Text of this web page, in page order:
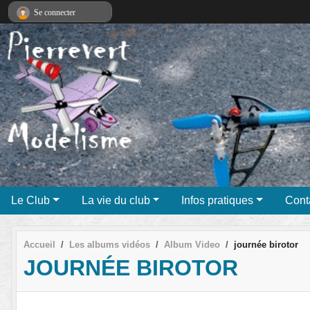
Le Club La vie du club Infos pratiques
Accueil Les albums vidéos Album Video journée birotor
JOURNÉE BIROTOR
Se connecter
Panneau de gestion des cookies